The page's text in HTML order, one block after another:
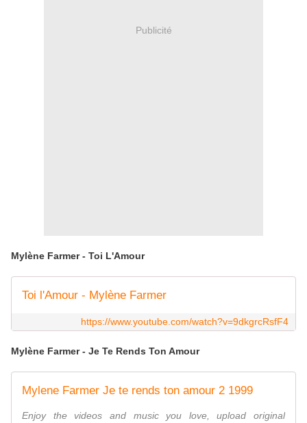
Publicité
Mylène Farmer - Toi L'Amour
Toi l'Amour - Mylène Farmer
https://www.youtube.com/watch?v=9dkgrcRsfF4
Mylène Farmer - Je Te Rends Ton Amour
Mylene Farmer Je te rends ton amour 2 1999
Enjoy the videos and music you love, upload original